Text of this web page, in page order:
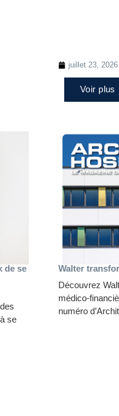
juillet 23, 2026
Voir plus
de se
se
Walter
Découvrez
médico-
numéro